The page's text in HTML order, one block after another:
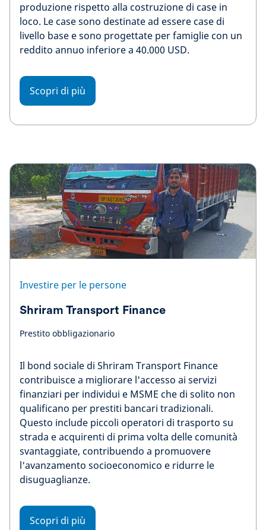
produzione rispetto alla costruzione di case in
loco. Le case sono destinate ad essere case di
livello base e sono progettate per famiglie con un
reddito annuo inferiore a 40.000 USD.
Scopri di più
Investire per le persone
Shriram Transport Finance
Prestito obbligazionario
Il bond sociale di Shriram Transport Finance
contribuisce a migliorare l'accesso ai servizi
finanziari per individui e MSME che di solito non
qualificano per prestiti bancari tradizionali.
Questo include piccoli operatori di trasporto su
strada e acquirenti di prima volta delle comunità
svantaggiate, contribuendo a promuovere
l'avanzamento socioeconomico e ridurre le
disuguaglianze.
Scopri di più